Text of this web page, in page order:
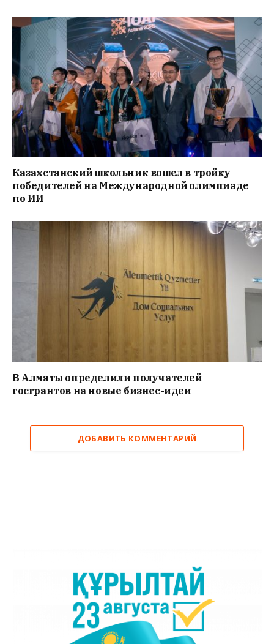
Казахстанский школьник вошел в тройку
победителей на Международной олимпиаде
по ИИ
В Алматы определили получателей
госгрантов на новые бизнес-идеи
ДОБАВИТЬ КОММЕНТАРИЙ